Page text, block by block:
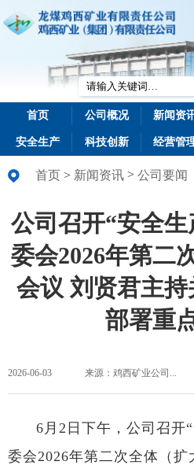
首页 公司概况 新闻资
安全生产 科技创新 经营管
首页 > 新闻资讯 > 公司要闻
公司召开“安全
委会2026年第二
会议 刘贤君主
部署重
2026-06-03 来源：鸡西矿业公司...
6月2日下午，公司召开
委会2026年第二次全体（